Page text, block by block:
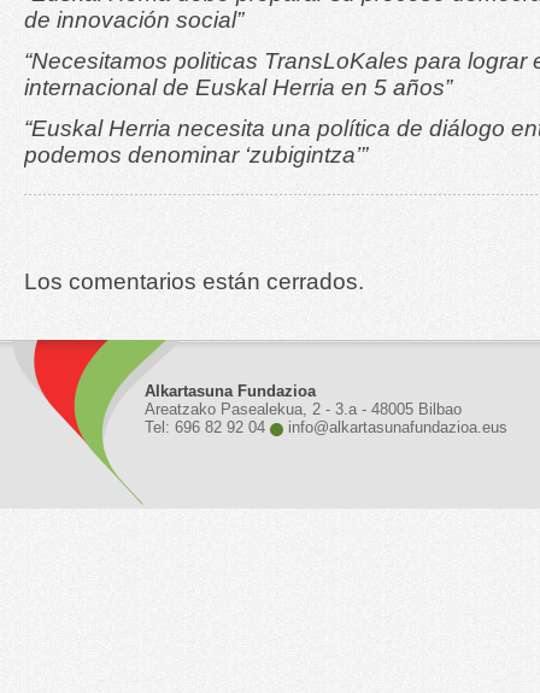
de innovación social”
“Necesitamos politicas TransLoKales para lograr
internacional de Euskal Herria en 5 años”
“Euskal Herria necesita una política de diálogo
podemos denominar ‘zubigintza’”
Los comentarios están cerrados.
Alkartasuna Fundazioa
Areatzako Pasealekua, 2 - 3.a - 48005 Bilbao
Tel: 696 82 92 04
info@alkartasunafundazioa.eus